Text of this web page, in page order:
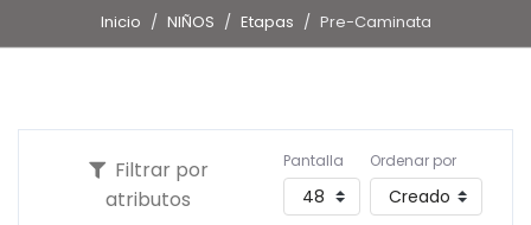
Inicio / NIÑOS / Etapas / Pre-Caminata
Filtrar por
atributos
Pantalla Ordenar por